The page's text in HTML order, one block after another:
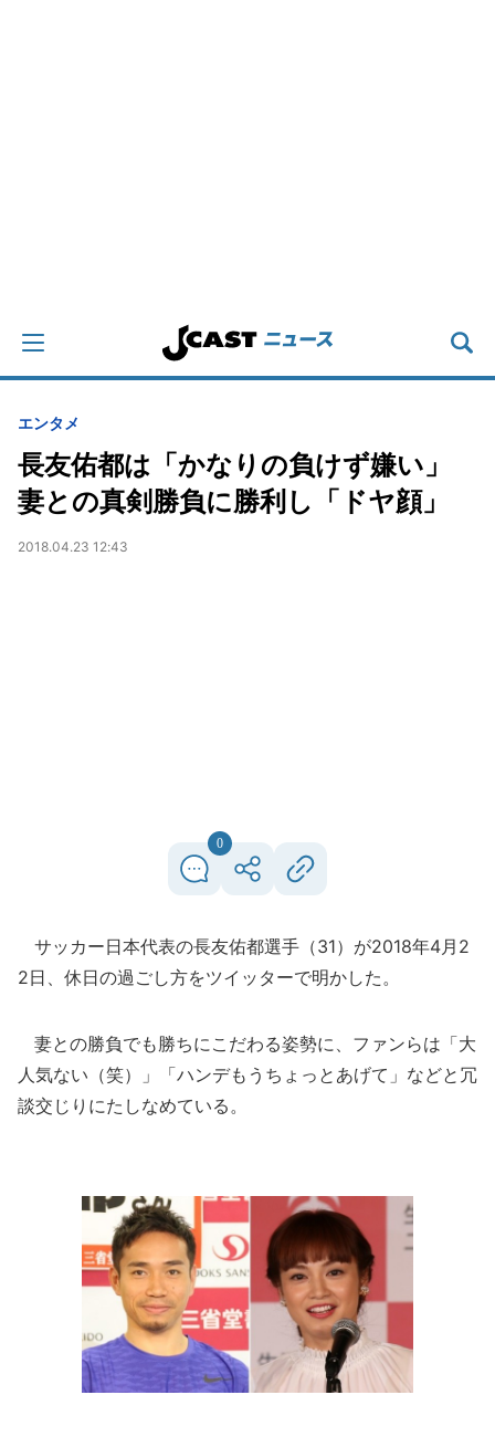
エンタメ
長友佑都は「かなりの負けず嫌い」
妻との真剣勝負に勝利し「ドヤ顔」
2018.04.23 12:43
0
サッカー日本代表の長友佑都選手（31）が2018年4月2
2日、休日の過ごし方をツイッターで明かした。
妻との勝負でも勝ちにこだわる姿勢に、ファンらは「大
人気ない（笑）」「ハンデもうちょっとあげて」などと冗
談交じりにたしなめている。